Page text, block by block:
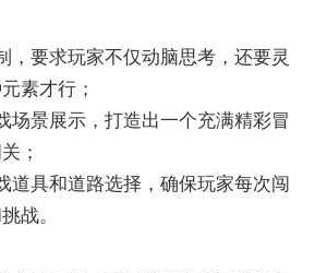
，要求玩家不仅动脑思考，还要灵
素才行；
场景展示，打造出一个充满精彩冒
；
道具和道路选择，确保玩家每次闯
战。